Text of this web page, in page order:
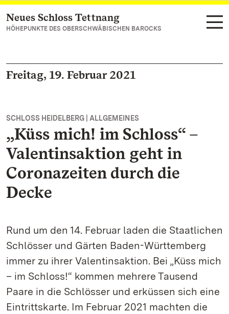
Zum Hauptinhalt springen
Neues Schloss Tettnang
HÖHEPUNKTE DES OBERSCHWÄBISCHEN BAROCKS
Freitag, 19. Februar 2021
SCHLOSS HEIDELBERG | ALLGEMEINES
„Küss mich! im Schloss“ –
Valentinsaktion geht in
Coronazeiten durch die
Decke
Rund um den 14. Februar laden die Staatlichen
Schlösser und Gärten Baden-Württemberg
immer zu ihrer Valentinsaktion. Bei „Küss mich
– im Schloss!“ kommen mehrere Tausend
Paare in die Schlösser und erküssen sich eine
Eintrittskarte. Im Februar 2021 machten die